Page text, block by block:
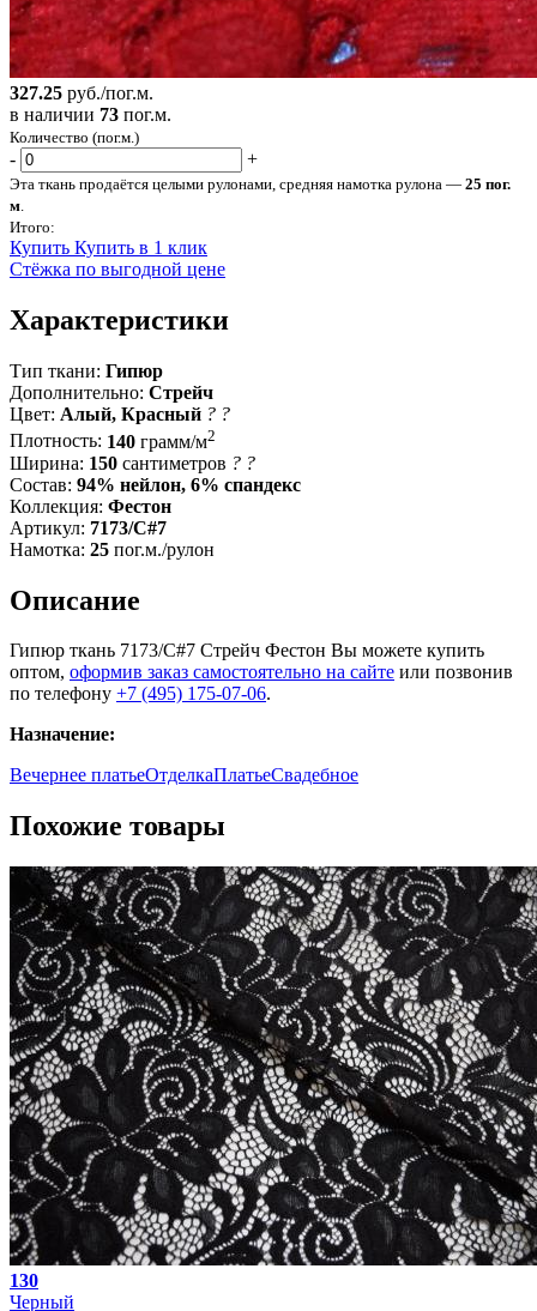
327.25 руб./пог.м.
в наличии 73 пог.м.
Количество (пог.м.)
- +
Эта ткань продаётся целыми рулонами, средняя намотка рулона — 25 пог.
м.
Итого:
Купить Купить в 1 клик
Стёжка по выгодной цене
Характеристики
Тип ткани: Гипюр
Дополнительно: Стрейч
Цвет: Алый, Красный ? ?
Плотность: 140 грамм/м2
Ширина: 150 сантиметров ? ?
Состав: 94% нейлон, 6% спандекс
Коллекция: Фестон
Артикул: 7173/C#7
Намотка: 25 пог.м./рулон
Описание
Гипюр ткань 7173/C#7 Стрейч Фестон Вы можете купить
оптом, оформив заказ самостоятельно на сайте или позвонив
по телефону +7 (495) 175-07-06.
Назначение:
Вечернее платьеОтделкаПлатьеСвадебное
Похожие товары
130
Черный